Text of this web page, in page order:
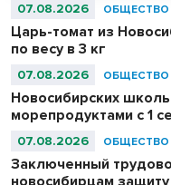
07.08.2026 ОБЩЕСТВО
Царь-томат из
по весу в 3 кг
07.08.2026 ОБЩЕСТВО
Новосибирских
морепродуктами с 1
07.08.2026 ОБЩЕСТВО
Заключенный